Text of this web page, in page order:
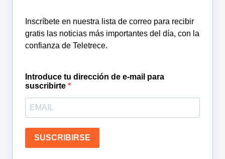
Inscríbete en nuestra lista de correo para recibir
gratis las noticias más importantes del día, con la
confianza de Teletrece.
Introduce tu dirección de e-mail para
suscribirte
SUSCRIBIRSE